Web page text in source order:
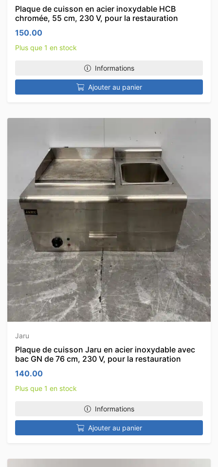
Plaque de cuisson en acier inoxydable HCB
chromée, 55 cm, 230 V, pour la restauration
150.00
Plus que 1 en stock
Informations
Ajouter au panier
Jaru
Plaque de cuisson Jaru en acier inoxydable avec
bac GN de 76 cm, 230 V, pour la restauration
140.00
Plus que 1 en stock
Informations
Ajouter au panier